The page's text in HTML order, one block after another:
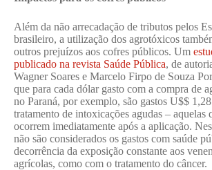
Além da não arrecadação de tributos pelos
brasileiro, a utilização dos agrotóxicos
outros prejuízos aos cofres públicos. Um
publicado na revista Saúde Pública, de
Wagner Soares e Marcelo Firpo de Souza
que para cada dólar gasto com a compra de
no Paraná, por exemplo, são gastos U$$
tratamento de intoxicações agudas – aquelas
ocorrem imediatamente após a aplicação.
não são considerados os gastos com saúde
decorrência da exposição constante aos
agrícolas, como com o tratamento do câncer.